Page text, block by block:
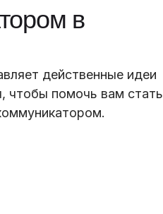
в
действенные идеи
чтобы помочь вам стать